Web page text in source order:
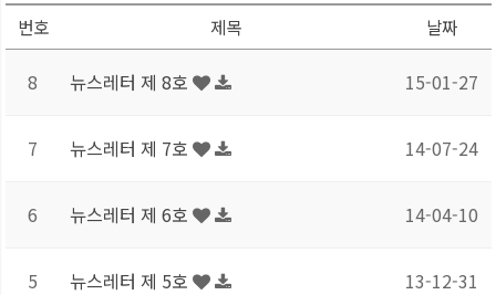
번호 제목 날짜
8 뉴스레터 제 8호 15-01-27
7 뉴스레터 제 7호 14-07-24
6 뉴스레터 제 6호 14-04-10
5 뉴스레터 제 5호 13-12-31